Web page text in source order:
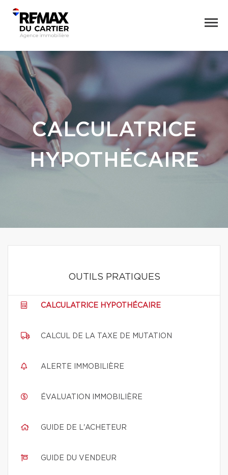
CALCULATRICE
HYPOTHÉCAIRE
OUTILS PRATIQUES
CALCULATRICE HYPOTHÉCAIRE
CALCUL DE LA TAXE DE MUTATION
ALERTE IMMOBILIÈRE
ÉVALUATION IMMOBILIÈRE
GUIDE DE L'ACHETEUR
GUIDE DU VENDEUR